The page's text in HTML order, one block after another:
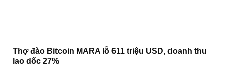
Thợ đào Bitcoin MARA lỗ 611 triệu USD, doanh thu
lao dốc 27%